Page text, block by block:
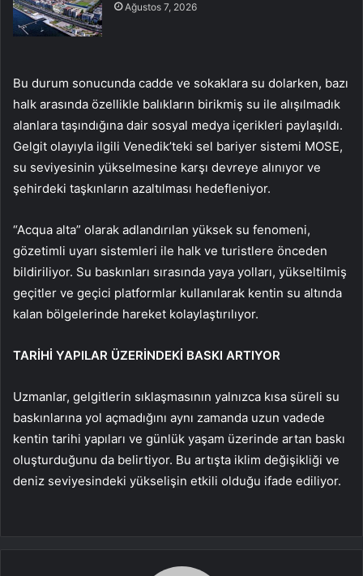
Ağustos 7, 2026
Bu durum sonucunda cadde ve sokaklara su dolarken, bazı
halk arasında özellikle balıkların birikmiş su ile alışılmadık
alanlara taşındığına dair sosyal medya içerikleri paylaşıldı.
Gelgit olayıyla ilgili Venedik’teki sel bariyer sistemi MOSE,
su seviyesinin yükselmesine karşı devreye alınıyor ve
şehirdeki taşkınların azaltılması hedefleniyor.
“Acqua alta” olarak adlandırılan yüksek su fenomeni,
gözetimli uyarı sistemleri ile halk ve turistlere önceden
bildiriliyor. Su baskınları sırasında yaya yolları, yükseltilmiş
geçitler ve geçici platformlar kullanılarak kentin su altında
kalan bölgelerinde hareket kolaylaştırılıyor.
TARİHİ YAPILAR ÜZERİNDEKİ BASKI ARTIYOR
Uzmanlar, gelgitlerin sıklaşmasının yalnızca kısa süreli su
baskınlarına yol açmadığını aynı zamanda uzun vadede
kentin tarihi yapıları ve günlük yaşam üzerinde artan baskı
oluşturduğunu da belirtiyor. Bu artışta iklim değişikliği ve
deniz seviyesindeki yükselişin etkili olduğu ifade ediliyor.